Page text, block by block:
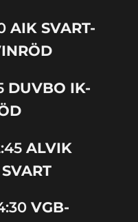
AIK SVART-
DUVBO IK-
ALVIK
VGB-